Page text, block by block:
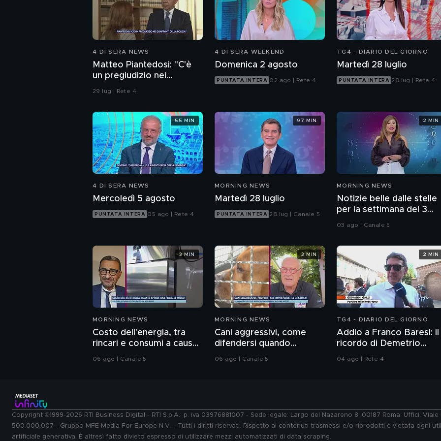
4 DI SERA NEWS
Matteo Piantedosi: "C'è
un pregiudizio nei
confronti della polizia"
29 lug | Rete 4
4 DI SERA WEEKEND
Domenica 2 agosto
PUNTATA INTERA 02 ago | Rete 4
TG4 - DIARIO DEL GIORNO
Martedì 28 luglio
PUNTATA INTERA 28 lug | Rete 4
4 DI SERA NEWS
Mercoledì 5 agosto
PUNTATA INTERA 05 ago | Rete 4
55 MIN
MORNING NEWS
Martedì 28 luglio
PUNTATA INTERA 28 lug | Canale 5
97 MIN
MORNING NEWS
Notizie belle dalle stelle
per la settimana del 3
agosto
03 ago | Canale 5
2 MIN
MORNING NEWS
Costo dell'energia, tra
rincari e consumi a causa
del caldo record
06 ago | Canale 5
3 MIN
MORNING NEWS
Cani aggressivi, come
difendersi quando
attaccano?
06 ago | Canale 5
3 MIN
TG4 - DIARIO DEL GIORNO
Addio a Franco Baresi: il
ricordo di Demetrio
Albertini, Clarence
04 ago | Rete 4
2 MIN
Copyright ©1999-2026 RTI Business Digital - RTI S.p.A.: p. iva 03976881007 - Sede legale: Largo del Nazareno 8, 00187 Roma. Uffici:
500.000.007 - Gruppo MFE Media For Europe N.V. - Tutti i diritti riservati. Rispetto ai contenuti trasmessi e/o riprodotti è vietata ogni
artificiale generativa. È altresì fatto divieto espresso di utilizzare mezzi automatizzati di data scraping.